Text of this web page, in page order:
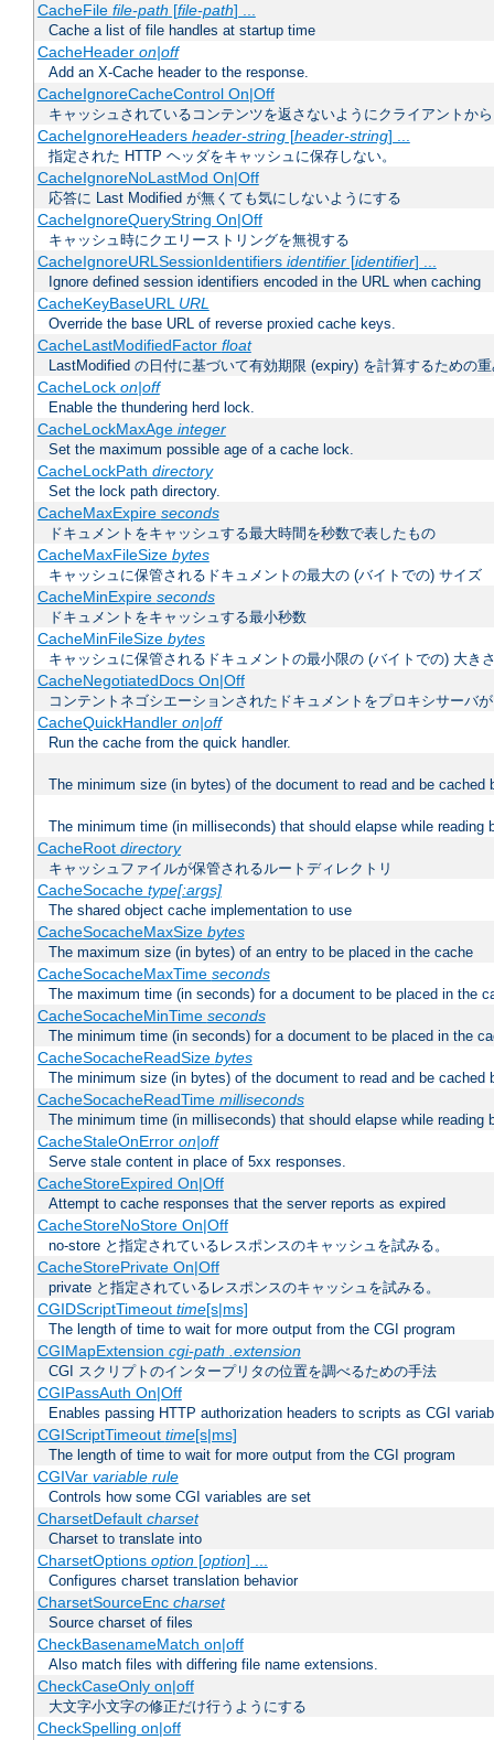
CacheFile file-path [file-path] ...
Cache a list of file handles at startup time
CacheHeader on|off
Add an X-Cache header to the response.
CacheIgnoreCacheControl On|Off
キャッシュされているコンテンツを返さないようにクライアントか
CacheIgnoreHeaders header-string[header-string] ...
指定された HTTP ヘッダをキャッシュに保存しない。
CacheIgnoreNoLastMod On|Off
応答に Last Modified が無くても気にしないようにする
CacheIgnoreQueryString On|Off
キャッシュ時にクエリーストリングを無視する
CacheIgnoreURLSessionIdentifiers identifier[identifier] ...
Ignore defined session identifiers encoded in the URL when caching
CacheKeyBaseURL URL
Override the base URL of reverse proxied cache keys.
CacheLastModifiedFactor float
LastModified の日付に基づいて有効期限 (expiry) を計算するための
CacheLock on|off
Enable the thundering herd lock.
CacheLockMaxAge integer
Set the maximum possible age of a cache lock.
CacheLockPath directory
Set the lock path directory.
CacheMaxExpire seconds
ドキュメントをキャッシュする最大時間を秒数で表したもの
CacheMaxFileSize bytes
キャッシュに保管されるドキュメントの最大の (バイトでの) サイズ
CacheMinExpire seconds
ドキュメントをキャッシュする最小秒数
CacheMinFileSize bytes
キャッシュに保管されるドキュメントの最小限の (バイトでの) 大き
CacheNegotiatedDocs On|Off
コンテントネゴシエーションされたドキュメントをプロキシサーバ
CacheQuickHandler on|off
Run the cache from the quick handler.
The minimum size (in bytes) of the document to read and be cached
The minimum time (in milliseconds) that should elapse while reading
CacheRoot directory
キャッシュファイルが保管されるルートディレクトリ
CacheSocache type[:args]
The shared object cache implementation to use
CacheSocacheMaxSize bytes
The maximum size (in bytes) of an entry to be placed in the cache
CacheSocacheMaxTime seconds
The maximum time (in seconds) for a document to be placed in the
CacheSocacheMinTime seconds
The minimum time (in seconds) for a document to be placed in the
CacheSocacheReadSize bytes
The minimum size (in bytes) of the document to read and be cached
CacheSocacheReadTime milliseconds
The minimum time (in milliseconds) that should elapse while reading
CacheStaleOnError on|off
Serve stale content in place of 5xx responses.
CacheStoreExpired On|Off
Attempt to cache responses that the server reports as expired
CacheStoreNoStore On|Off
no-store と指定されているレスポンスのキャッシュを試みる。
CacheStorePrivate On|Off
private と指定されているレスポンスのキャッシュを試みる。
CGIDScriptTimeout time[s|ms]
The length of time to wait for more output from the CGI program
CGIMapExtension cgi-path .extension
CGI スクリプトのインタープリタの位置を調べるための手法
CGIPassAuth On|Off
Enables passing HTTP authorization headers to scripts as CGI
CGIScriptTimeout time[s|ms]
The length of time to wait for more output from the CGI program
CGIVar variable rule
Controls how some CGI variables are set
CharsetDefault charset
Charset to translate into
CharsetOptions option[option] ...
Configures charset translation behavior
CharsetSourceEnc charset
Source charset of files
CheckBasenameMatch on|off
Also match files with differing file name extensions.
CheckCaseOnly on|off
大文字小文字の修正だけ行うようにする
CheckSpelling on|off